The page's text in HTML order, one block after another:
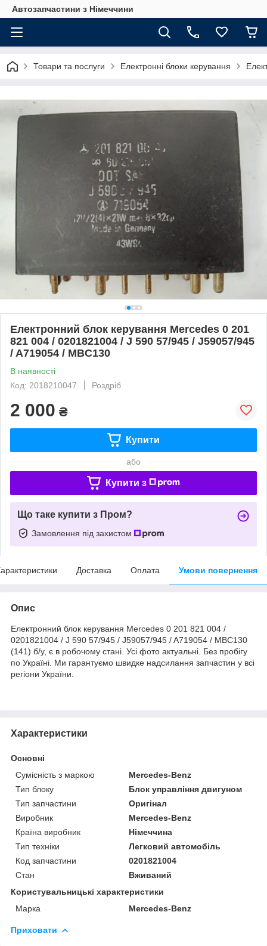
Автозапчастини з Німеччини
Товари та послуги Електронні блоки керування
Електронний блок керування Mercedes 0 201
821 004 / 0201821004 / J 590 57/945 / J59057/945
/ A719054 / MBC130
В наявності
Код: 2018210047
Роздріб
2 000 ₴
Купити
або
Купити з
Що таке купити з Пром?
Замовлення під захистом
Доставка Оплата Умови повернення
Опис
Електронний блок керування Mercedes 0 201 821 004 /
0201821004 / J 590 57/945 / J59057/945 / A719054 / MBC130
(141) б/у, є в робочому стані. Усі фото актуальні. Без пробігу
по Україні. Ми гарантуємо швидке надсилання запчастин у всі
регіони України.
Характеристики
Основні
Сумісність з маркою
Mercedes-Benz
Тип блоку
Блок управління двигуном
Тип запчастини
Оригінал
Виробник
Mercedes-Benz
Країна виробник
Німеччина
Тип техніки
Легковий автомобіль
Код запчастини
0201821004
Стан
Вживаний
Користувальницькі характеристики
Марка
Mercedes-Benz
Приховати